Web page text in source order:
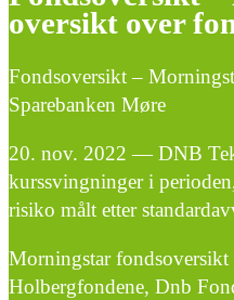
oversikt over
Fondsoversikt –
Sparebanken Møre
20. nov. 2022 — DNB
kurssvingninger i
risiko målt etter
Morningstar
Holbergfondene, Dnb